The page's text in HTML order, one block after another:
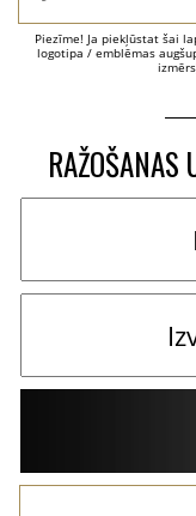
Piezīme! Ja piekļūstat šai
logotipa / emblēmas